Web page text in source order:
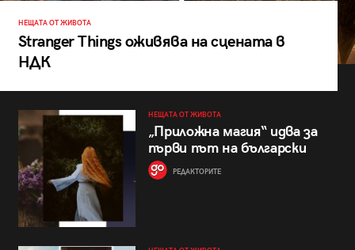
НЕЩАТА ОТ ЖИВОТА
Stranger Things оживява на сцената в
НДК
НЕЩАТА ОТ ЖИВОТА
„Приложна магия“ идва за
първи път на български
РЕДАКТОРИТЕ